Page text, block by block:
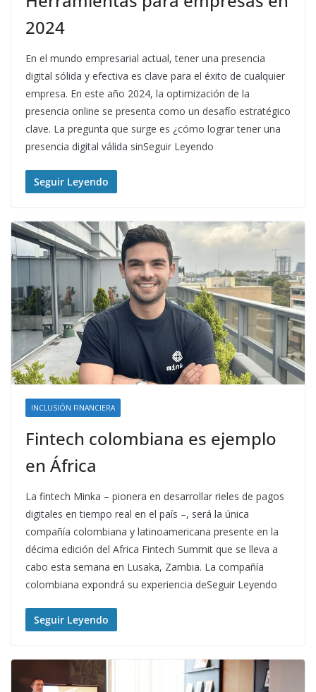
2024
En el mundo empresarial actual, tener una presencia
digital sólida y efectiva es clave para el éxito de cualquier
empresa. En este año 2024, la optimización de la
presencia online se presenta como un desafío estratégico
clave. La pregunta que surge es ¿cómo lograr tener una
presencia digital válida sinSeguir Leyendo
Seguir Leyendo
INCLUSIÓN FINANCIERA
Fintech colombiana es ejemplo
en África
La fintech Minka – pionera en desarrollar rieles de pagos
digitales en tiempo real en el país –, será la única
compañía colombiana y latinoamericana presente en la
décima edición del Africa Fintech Summit que se lleva a
cabo esta semana en Lusaka, Zambia. La compañía
colombiana expondrá su experiencia deSeguir Leyendo
Seguir Leyendo